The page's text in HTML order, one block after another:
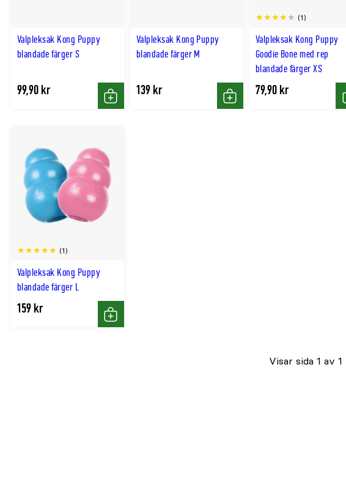
Valpleksak Kong Puppy
blandade färger S
99,90 kr
Köp
Valpleksak Kong Puppy
blandade färger M
139 kr
Köp
Valpleksak Kong Puppy
Goodie Bone med rep
blandade färger XS
(1)
79,90 kr
Valpleksak Kong Puppy
blandade färger L
(1)
159 kr
Köp
Visar sida 1 av 1